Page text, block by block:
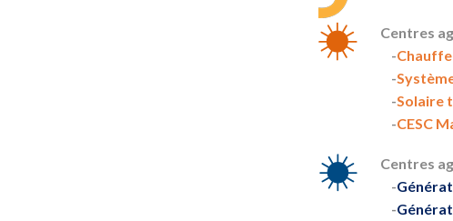
Centres
Solaire
CESC
Centres